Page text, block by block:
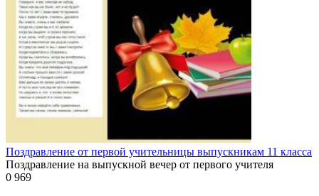
Поздравление от первой учительницы выпускникам 11 класса
Поздравление на выпускной вечер от первого учителя
0 969